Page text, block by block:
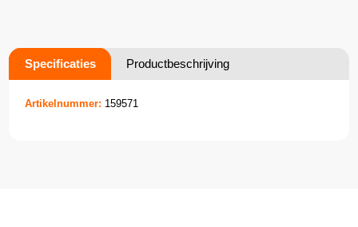
Specificaties Productbeschrijving
Artikelnummer: 159571